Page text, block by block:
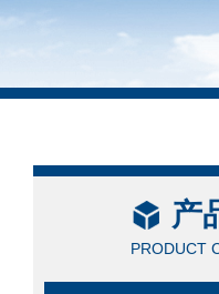
产
PRODUCT